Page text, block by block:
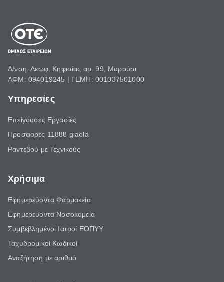
Δ/νση: Λεωφ. Κηφισίας αρ. 99, Μαρούσι
ΑΦΜ: 094019245 | ΓΕΜΗ: 001037501000
Υπηρεσίες
Επείγουσες Εργασίες
Προσφορές 11888 giaola
Ραντεβού με Τεχνικούς
Χρήσιμα
Εφημερεύοντα Φαρμακεία
Εφημερεύοντα Νοσοκομεία
Συμβεβλημένοι Ιατροί ΕΟΠΥΥ
Ταχυδρομικοί Κωδικοί
Αναζήτηση με αριθμό